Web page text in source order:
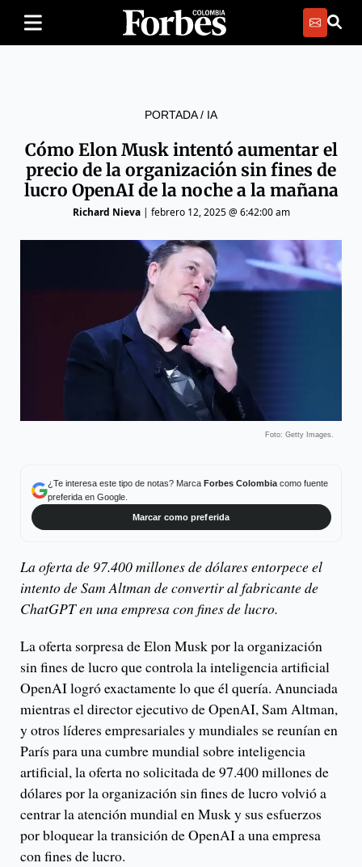
PORTADA/ IA
Cómo Elon Musk intentó aumentar el
precio de la organización sin fines de
lucro OpenAI de la noche a la mañana
Richard Nieva| febrero 12, 2025 @ 6:42:00 am
Foto: Getty Images.
¿Te interesa este tipo de notas? Marca Forbes Colombiacomo fuente
preferida en Google.
Marcar como preferida
La oferta de 97.400 millones de dólares entorpece el
intento de Sam Altman de convertir al fabricante de
ChatGPT en una empresa con fines de lucro.
La oferta sorpresa de Elon Musk por la organización
sin fines de lucro que controla la inteligencia artificial
OpenAI logró exactamente lo que él quería. Anunciada
mientras el director ejecutivo de OpenAI, Sam Altman,
y otros líderes empresariales y mundiales se reunían en
París para una cumbre mundial sobre inteligencia
artificial, la oferta no solicitada de 97.400 millones de
dólares por la organización sin fines de lucro volvió a
centrar la atención mundial en Musk y sus esfuerzos
por bloquear la transición de OpenAI a una empresa
con fines de lucro.